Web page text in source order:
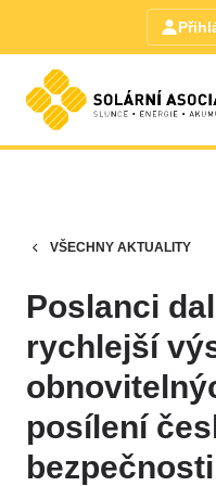
VŠECHNY AKTUALITY
Poslanci
rychlejší
posílení
bezpečnosti